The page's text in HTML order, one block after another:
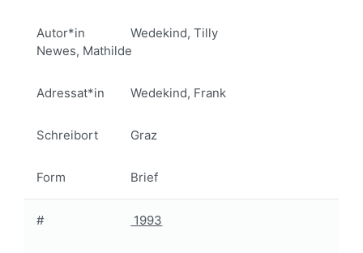
Autor*in
Wedekind, Tilly
Newes, Mathilde
Adressat*in Wedekind, Frank
Schreibort Graz
Form Brief
# 1993